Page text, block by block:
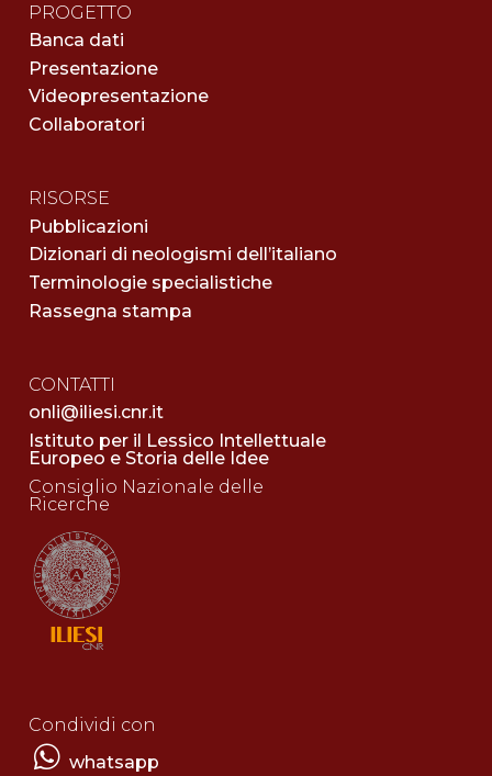
PROGETTO
Banca dati
Presentazione
Videopresentazione
Collaboratori
RISORSE
Pubblicazioni
Dizionari di neologismi dell’italiano
Terminologie specialistiche
Rassegna stampa
CONTATTI
onli@iliesi.cnr.it
Istituto per il Lessico Intellettuale
Europeo e Storia delle Idee
Consiglio Nazionale delle
Ricerche
Condividi con
whatsapp